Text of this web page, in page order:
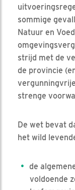
sommige
Natuur en
strijd met de
de provincie
strenge
De wet bevat
het wild
de
voldoende